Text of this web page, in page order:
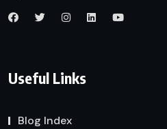
Useful Links
Blog Index